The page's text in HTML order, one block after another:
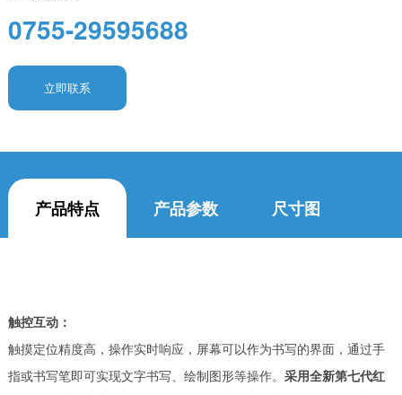
0755-29595688
立即联系
产品特点 产品参数 尺寸图
触控互动：
触摸定位精度高，操作实时响应，屏幕可以作为书写的界面，通过手
指或书写笔即可实现文字书写、绘制图形等操作。 采用全新第七代红